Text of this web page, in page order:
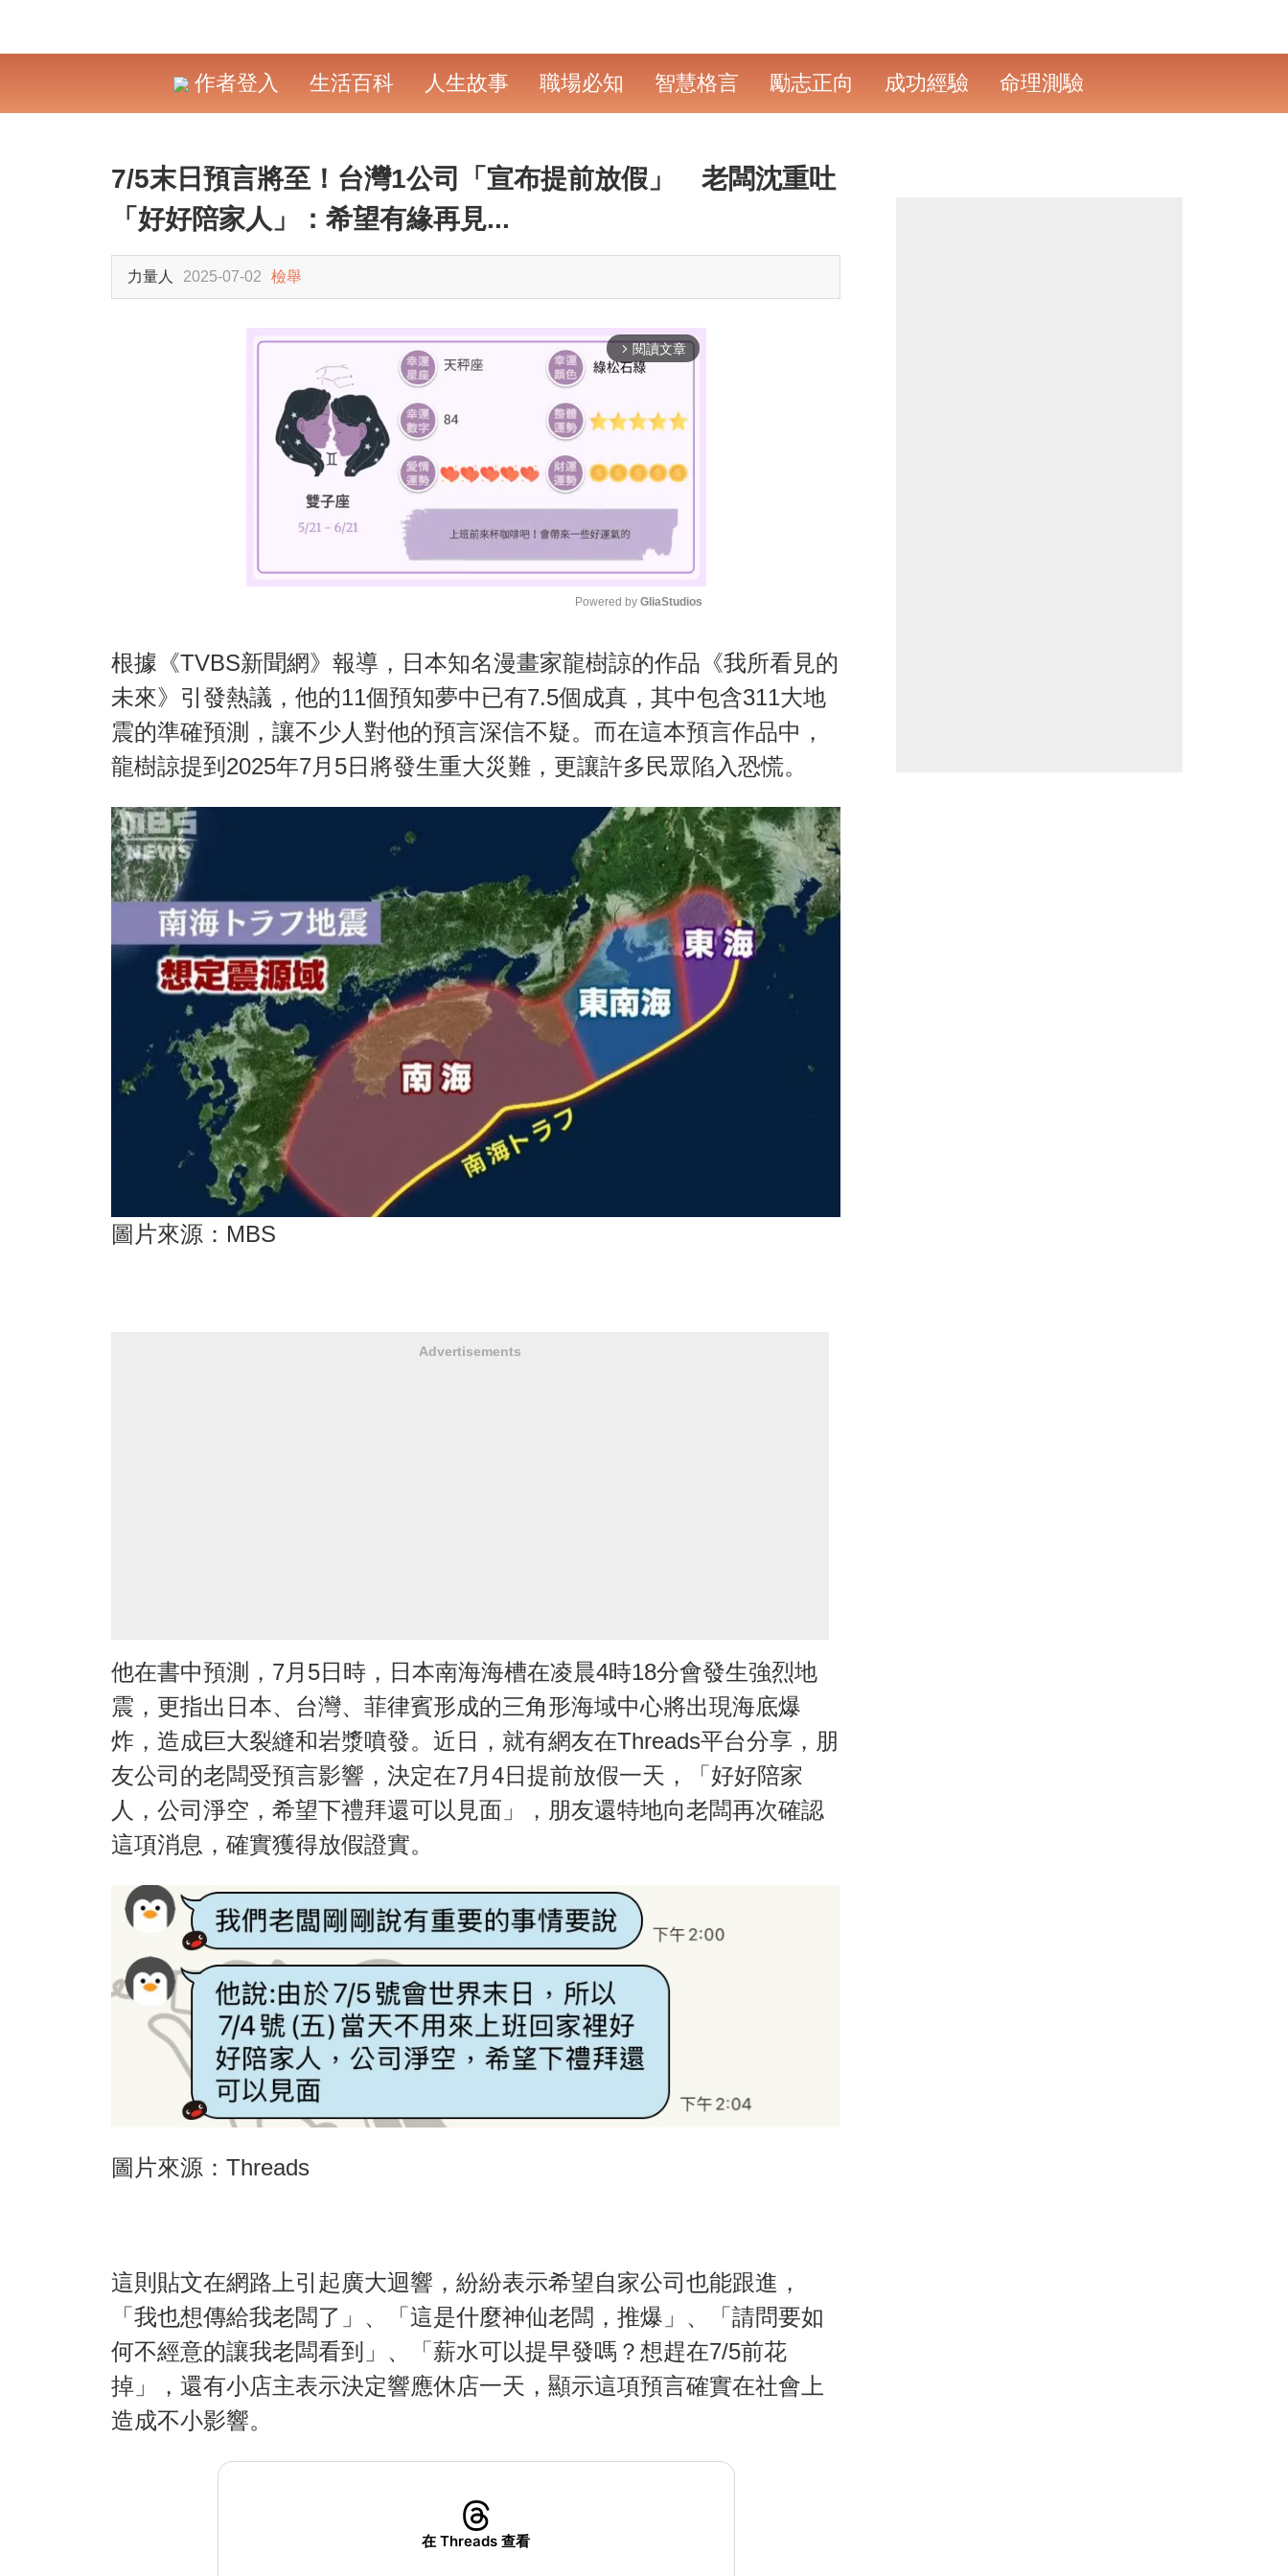
作者登入 生活百科 人生故事 職場必知 智慧格言 勵志正向 成功經驗 命理測驗
7/5末日預言將至！台灣1公司「宣布提前放假」 老闆沈重吐
「好好陪家人」：希望有緣再見...
力量人 2025-07-02 檢舉
arrow_forward_ios 閱讀文章
M
t
e
Powered by GliaStudios
根據《TVBS新聞網》報導，日本知名漫畫家龍樹諒的作品《我所看見的
未來》引發熱議，他的11個預知夢中已有7.5個成真，其中包含311大地
震的準確預測，讓不少人對他的預言深信不疑。而在這本預言作品中，
龍樹諒提到2025年7月5日將發生重大災難，更讓許多民眾陷入恐慌。
圖片來源：MBS
Advertisements
他在書中預測，7月5日時，日本南海海槽在凌晨4時18分會發生強烈地
震，更指出日本、台灣、菲律賓形成的三角形海域中心將出現海底爆
炸，造成巨大裂縫和岩漿噴發。近日，就有網友在Threads平台分享，朋
友公司的老闆受預言影響，決定在7月4日提前放假一天，「好好陪家
人，公司淨空，希望下禮拜還可以見面」，朋友還特地向老闆再次確認
這項消息，確實獲得放假證實。
圖片來源：Threads
這則貼文在網路上引起廣大迴響，紛紛表示希望自家公司也能跟進，
「我也想傳給我老闆了」、「這是什麼神仙老闆，推爆」、「請問要如
何不經意的讓我老闆看到」、「薪水可以提早發嗎？想趕在7/5前花
掉」，還有小店主表示決定響應休店一天，顯示這項預言確實在社會上
造成不小影響。
在 Threads 查看